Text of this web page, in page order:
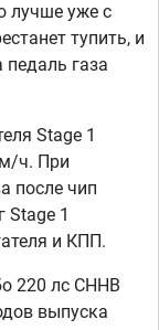
лучше уже с
тупить, и
педаль газа
Stage 1
ч. При
после чип
Stage 1
и КПП.
220 лс CHHB
выпуска